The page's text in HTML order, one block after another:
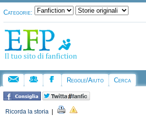
Categorie:
Regole/Aiuto Cerca
Ricorda la storia